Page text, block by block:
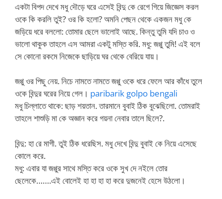
একটা বিপদ দেখে মধু দৌড়ে ঘরে এসেই বিন্দু কে রেগে গিয়ে জিজ্ঞেস করল
ওকে কি করলি তুই? ওর কি হলো? অমনি পেছন থেকে একজন মধু কে
জড়িয়ে ধরে বললো: তোমার ছেলে ভালোই আছে. কিন্তু তুমি যদি চাও ও
ভালো থাকুক তাহলে এস আমরা একটু মস্তি করি. মধু: জগ্গু তুমি! এই বলে
সে কোনো রকমে নিজেকে ছাড়িয়ে ঘর থেকে বেরিয়ে যায়।
জগ্গু ওর পিছু নেয়. নিচে নামতে নামতে জগ্গু ওকে ধরে ফেলে আর কাঁধে তুলে
ওকে বিন্দুর ঘরের নিয়ে গেল। paribarik golpo bengali
মধু চিল্লাতে থাকে: ছাড় শয়তান. তারমানে বুবাই ঠিক বুঝেছিলো. তোমরাই
তাহলে শাশুড়ি মা কে অজ্ঞান করে গয়না নেবার তালে ছিলে?.
বিন্দু: হা রে মাগী. তুই ঠিক ধরেছিস. মধু দেখে বিন্দু বুবাই কে নিয়ে এসেছে
কোলে করে.
মধু: এবার যা জগ্গুর সাথে মস্তি করে ওকে সুখ দে নইলে তোর
ছেলেকে…….এই বোলেই হা হা হা হা করে দুজনেই হেসে উঠলো।